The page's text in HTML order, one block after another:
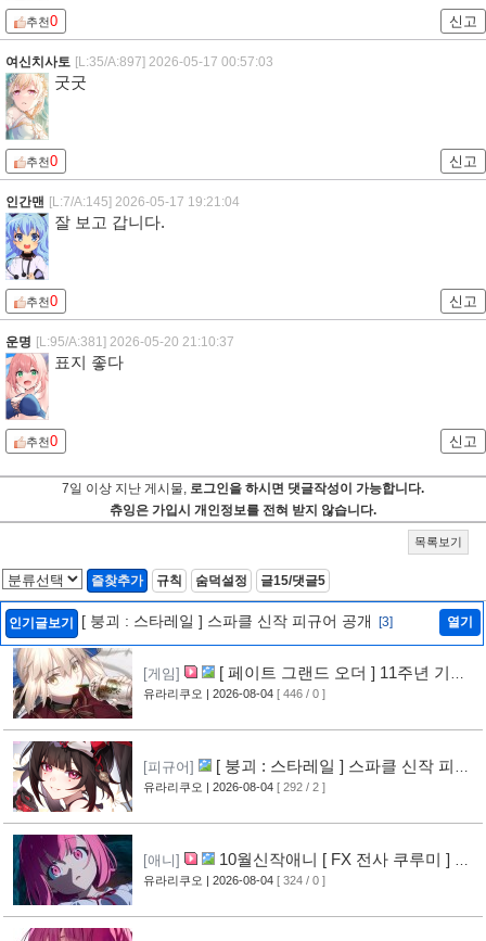
추천0 신고
여신치사토 [L:35/A:897] 2026-05-17 00:57:03
굿굿
추천0 신고
인간맨 [L:7/A:145] 2026-05-17 19:21:04
잘 보고 갑니다.
추천0 신고
운명 [L:95/A:381] 2026-05-20 21:10:37
표지 좋다
추천0 신고
7일 이상 지난 게시물,
로그인을 하시면 댓글작성이 가능합니다.
츄잉은 가입시 개인정보를 전혀 받지 않습니다.
목록보기
즐찾추가 규칙 숨덕설정 글15/댓글5
인기글보기 [ 붕괴 : 스타레일 ] 스파클 신작 피규어 공개 [3] 열기
[게임]
[ 페이트 그랜드 오더 ] 11주년 기념
영상 공개
[6]
유라리쿠오 | 2026-08-04 [ 446 / 0 ]
[피규어]
[ 붕괴 : 스타레일 ] 스파클 신작 피규
어 공개
[3]
유라리쿠오 | 2026-08-04 [ 292 / 2 ]
[애니]
10월신작애니 [ FX 전사 쿠루미 ] PV
영상 공개
[5]
유라리쿠오 | 2026-08-04 [ 324 / 0 ]